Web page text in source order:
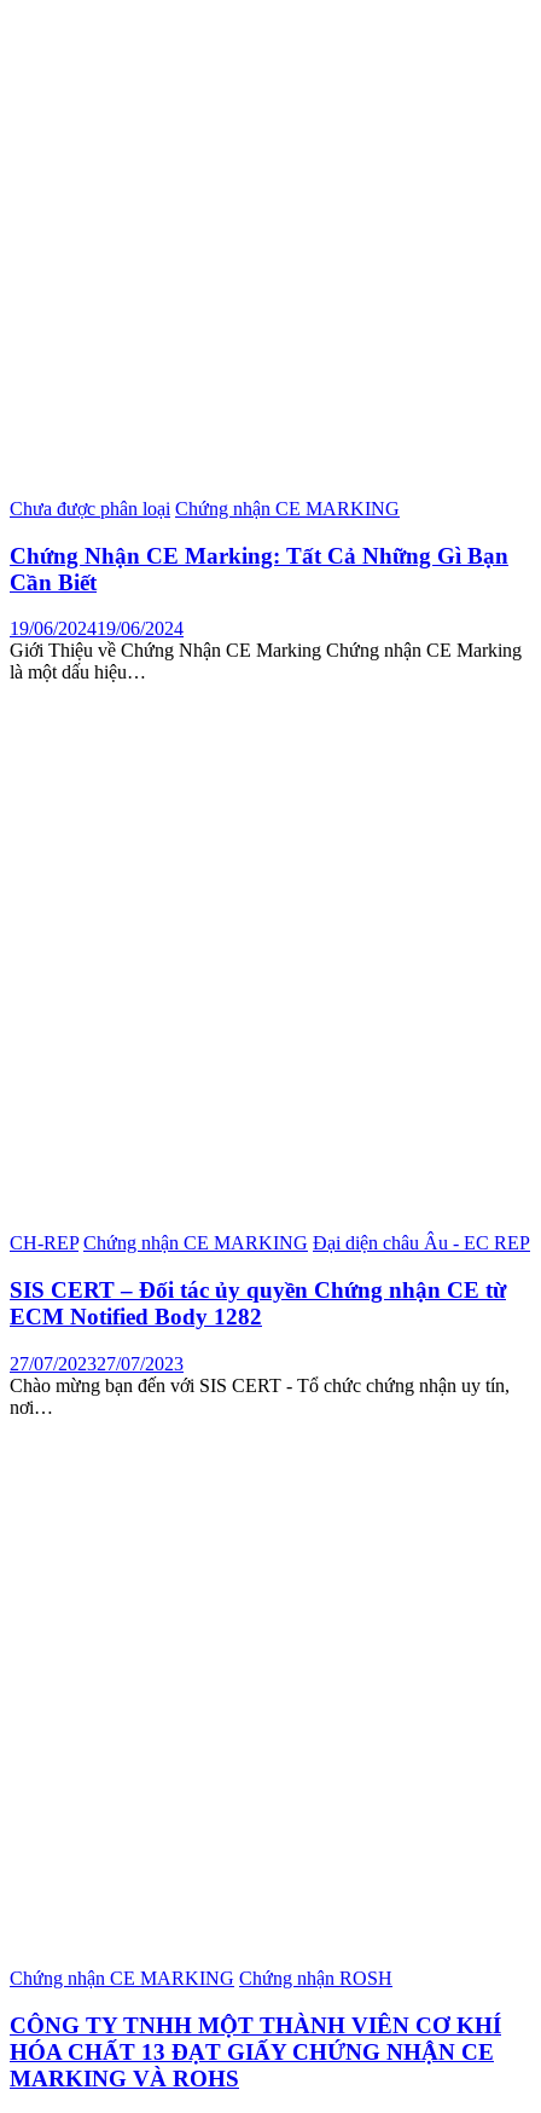
Chưa được phân loại Chứng nhận CE MARKING
Chứng Nhận CE Marking: Tất Cả Những Gì Bạn
Cần Biết
19/06/202419/06/2024
Giới Thiệu về Chứng Nhận CE Marking Chứng nhận CE Marking
là một dấu hiệu…
CH-REP Chứng nhận CE MARKING Đại diện châu Âu - EC REP
SIS CERT – Đối tác ủy quyền Chứng nhận CE từ
ECM Notified Body 1282
27/07/202327/07/2023
Chào mừng bạn đến với SIS CERT - Tổ chức chứng nhận uy tín,
nơi…
Chứng nhận CE MARKING Chứng nhận ROSH
CÔNG TY TNHH MỘT THÀNH VIÊN CƠ KHÍ
HÓA CHẤT 13 ĐẠT GIẤY CHỨNG NHẬN CE
MARKING VÀ ROHS